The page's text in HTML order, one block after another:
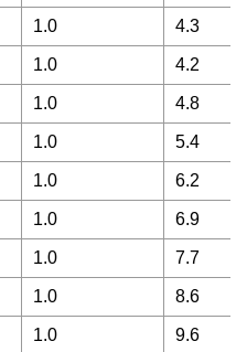
1.0 4.3
1.0 4.2
1.0 4.8
1.0 5.4
1.0 6.2
1.0 6.9
1.0 7.7
1.0 8.6
1.0 9.6